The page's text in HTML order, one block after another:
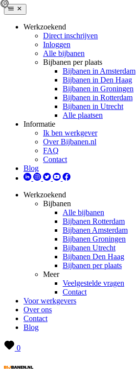
Werkzoekend
Direct inschrijven
Inloggen
Alle bijbanen
Bijbanen per plaats
Bijbanen in Amsterdam
Bijbanen in Den Haag
Bijbanen in Groningen
Bijbanen in Rotterdam
Bijbanen in Utrecht
Alle plaatsen
Informatie
Ik ben werkgever
Over Bijbanen.nl
FAQ
Contact
Blog
Werkzoekend
Bijbanen
Alle bijbanen
Bijbanen Rotterdam
Bijbanen Amsterdam
Bijbanen Groningen
Bijbanen Utrecht
Bijbanen Den Haag
Bijbanen per plaats
Meer
Veelgestelde vragen
Contact
Voor werkgevers
Over ons
Contact
Blog
0